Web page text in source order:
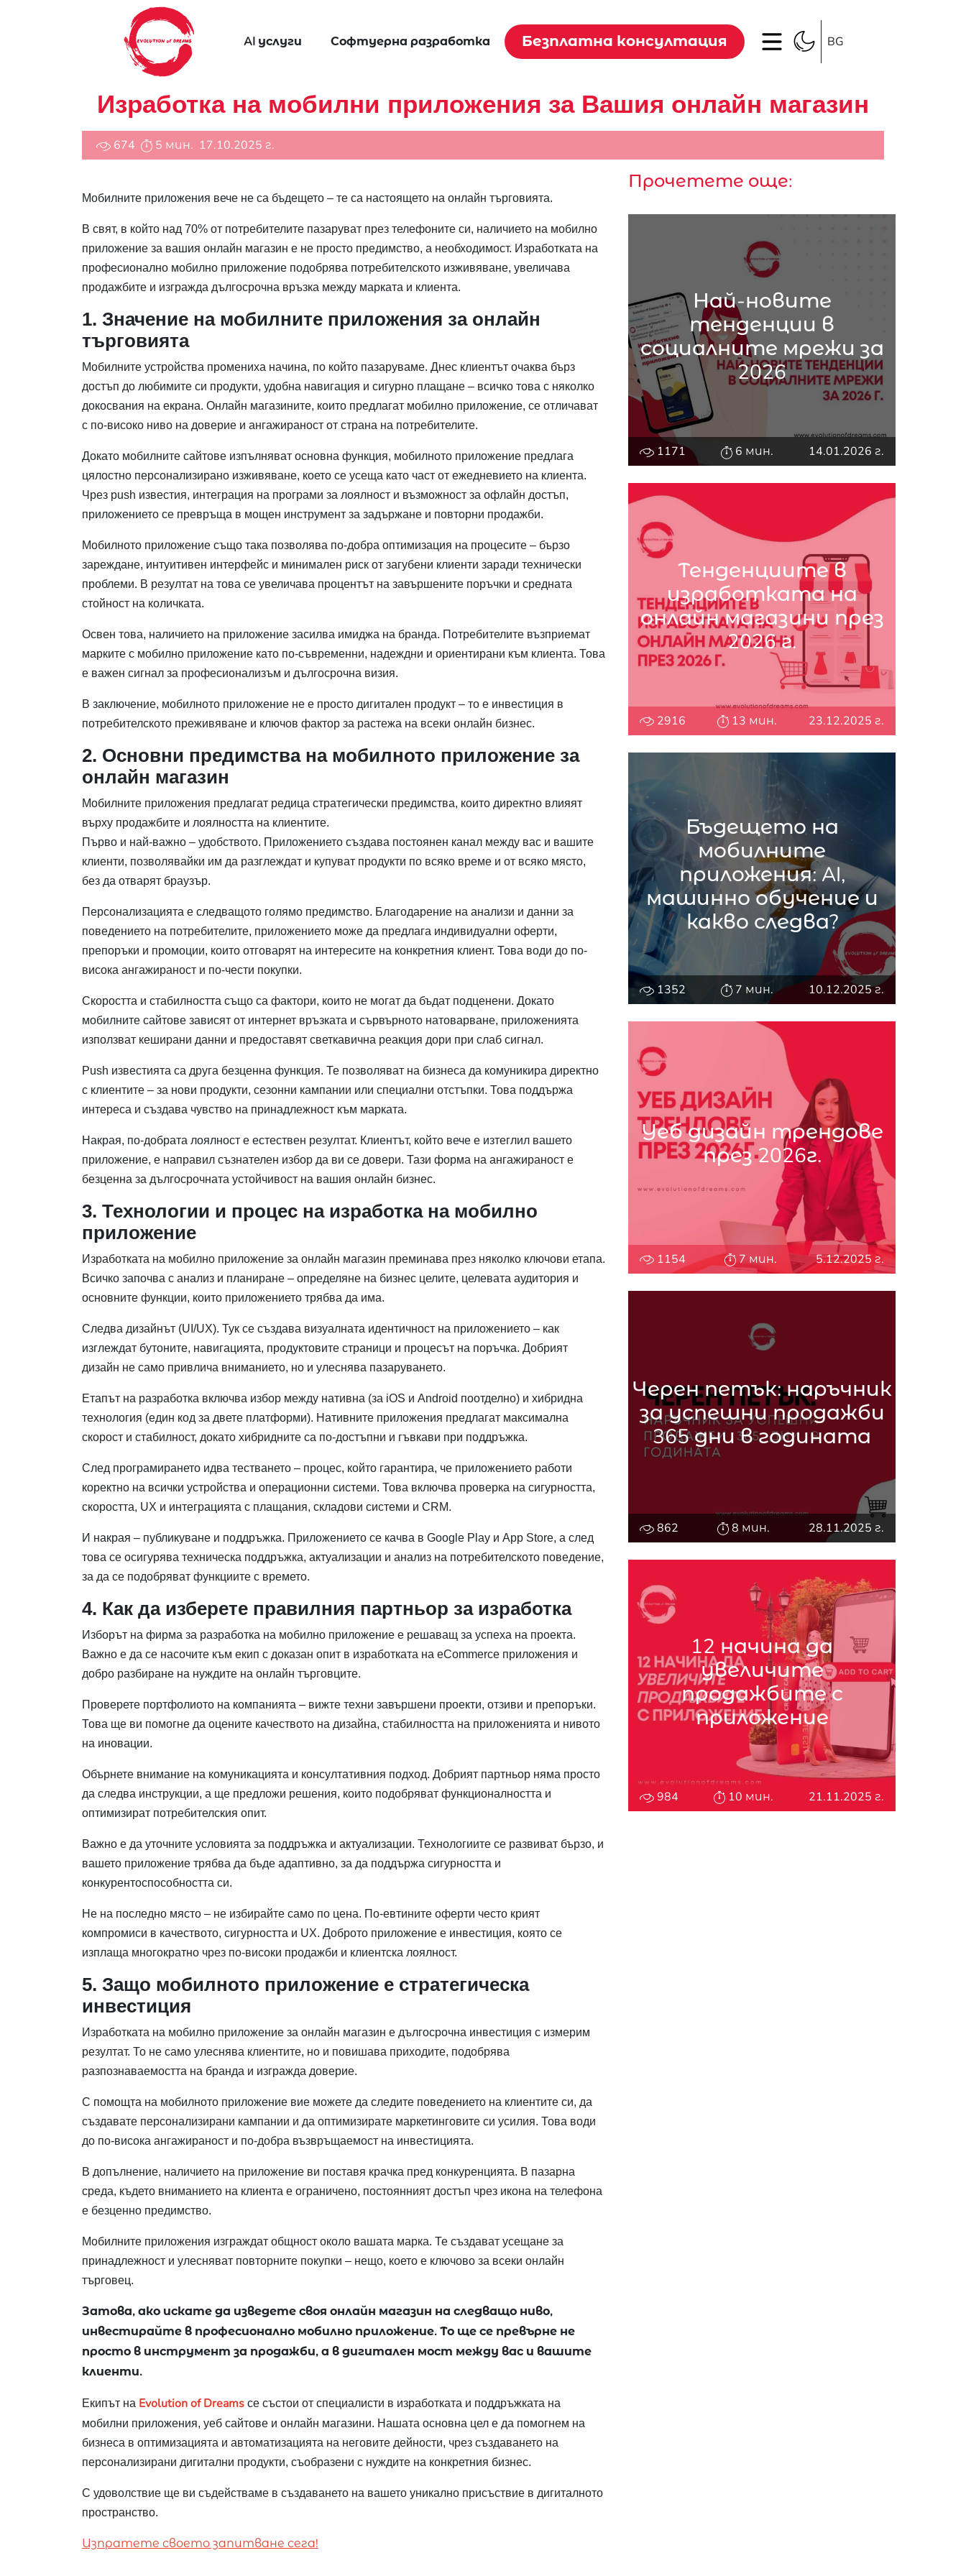
AI услуги Софтуерна разработка Безплатна консултация BG
Изработка на мобилни приложения за Вашия онлайн магазин
674 5 мин. 17.10.2025 г.
Мобилните приложения вече не са бъдещето – те са настоящето на онлайн търговията.
В свят, в който над 70% от потребителите пазаруват през телефоните си, наличието на мобилно
приложение за вашия онлайн магазин е не просто предимство, а необходимост. Изработката на
професионално мобилно приложение подобрява потребителското изживяване, увеличава
продажбите и изгражда дългосрочна връзка между марката и клиента.
1. Значениe на мобилните приложения за онлайн
търговията
Мобилните устройства промениха начина, по който пазаруваме. Днес клиентът очаква бърз
достъп до любимите си продукти, удобна навигация и сигурно плащане – всичко това с няколко
докосвания на екрана. Онлайн магазините, които предлагат мобилно приложение, се отличават
с по-високо ниво на доверие и ангажираност от страна на потребителите.
Докато мобилните сайтове изпълняват основна функция, мобилното приложение предлага
цялостно персонализирано изживяване, което се усеща като част от ежедневието на клиента.
Чрез push известия, интеграция на програми за лоялност и възможност за офлайн достъп,
приложението се превръща в мощен инструмент за задържане и повторни продажби.
Мобилното приложение също така позволява по-добра оптимизация на процесите – бързо
зареждане, интуитивен интерфейс и минимален риск от загубени клиенти заради технически
проблеми. В резултат на това се увеличава процентът на завършените поръчки и средната
стойност на количката.
Освен това, наличието на приложение засилва имиджа на бранда. Потребителите възприемат
марките с мобилно приложение като по-съвременни, надеждни и ориентирани към клиента. Това
е важен сигнал за професионализъм и дългосрочна визия.
В заключение, мобилното приложение не е просто дигитален продукт – то е инвестиция в
потребителското преживяване и ключов фактор за растежа на всеки онлайн бизнес.
2. Основни предимства на мобилното приложение за
онлайн магазин
Мобилните приложения предлагат редица стратегически предимства, които директно влияят
върху продажбите и лоялността на клиентите.
Първо и най-важно – удобството. Приложението създава постоянен канал между вас и вашите
клиенти, позволявайки им да разглеждат и купуват продукти по всяко време и от всяко място,
без да отварят браузър.
Персонализацията е следващото голямо предимство. Благодарение на анализи и данни за
поведението на потребителите, приложението може да предлага индивидуални оферти,
препоръки и промоции, които отговарят на интересите на конкретния клиент. Това води до по-
висока ангажираност и по-чести покупки.
Скоростта и стабилността също са фактори, които не могат да бъдат подценени. Докато
мобилните сайтове зависят от интернет връзката и сървърното натоварване, приложенията
използват кеширани данни и предоставят светкавична реакция дори при слаб сигнал.
Push известията са друга безценна функция. Те позволяват на бизнеса да комуникира директно
с клиентите – за нови продукти, сезонни кампании или специални отстъпки. Това поддържа
интереса и създава чувство на принадлежност към марката.
Накрая, по-добрата лоялност е естествен резултат. Клиентът, който вече е изтеглил вашето
приложение, е направил съзнателен избор да ви се довери. Тази форма на ангажираност е
безценна за дългосрочната устойчивост на вашия онлайн бизнес.
3. Технологии и процес на изработка на мобилно
приложение
Изработката на мобилно приложение за онлайн магазин преминава през няколко ключови етапа.
Всичко започва с анализ и планиране – определяне на бизнес целите, целевата аудитория и
основните функции, които приложението трябва да има.
Следва дизайнът (UI/UX). Тук се създава визуалната идентичност на приложението – как
изглеждат бутоните, навигацията, продуктовите страници и процесът на поръчка. Добрият
дизайн не само привлича вниманието, но и улеснява пазаруването.
Етапът на разработка включва избор между нативна (за iOS и Android поотделно) и хибридна
технология (един код за двете платформи). Нативните приложения предлагат максимална
скорост и стабилност, докато хибридните са по-достъпни и гъвкави при поддръжка.
След програмирането идва тестването – процес, който гарантира, че приложението работи
коректно на всички устройства и операционни системи. Това включва проверка на сигурността,
скоростта, UX и интеграцията с плащания, складови системи и CRM.
И накрая – публикуване и поддръжка. Приложението се качва в Google Play и App Store, а след
това се осигурява техническа поддръжка, актуализации и анализ на потребителското поведение,
за да се подобряват функциите с времето.
4. Как да изберете правилния партньор за изработка
Изборът на фирма за разработка на мобилно приложение е решаващ за успеха на проекта.
Важно е да се насочите към екип с доказан опит в изработката на eCommerce приложения и
добро разбиране на нуждите на онлайн търговците.
Проверете портфолиото на компанията – вижте техни завършени проекти, отзиви и препоръки.
Това ще ви помогне да оцените качеството на дизайна, стабилността на приложенията и нивото
на иновации.
Обърнете внимание на комуникацията и консултативния подход. Добрият партньор няма просто
да следва инструкции, а ще предложи решения, които подобряват функционалността и
оптимизират потребителския опит.
Важно е да уточните условията за поддръжка и актуализации. Технологиите се развиват бързо, и
вашето приложение трябва да бъде адаптивно, за да поддържа сигурността и
конкурентоспособността си.
Не на последно място – не избирайте само по цена. По-евтините оферти често крият
компромиси в качеството, сигурността и UX. Доброто приложение е инвестиция, която се
изплаща многократно чрез по-високи продажби и клиентска лоялност.
5. Защо мобилното приложение е стратегическа
инвестиция
Изработката на мобилно приложение за онлайн магазин е дългосрочна инвестиция с измерим
резултат. То не само улеснява клиентите, но и повишава приходите, подобрява
разпознаваемостта на бранда и изгражда доверие.
С помощта на мобилното приложение вие можете да следите поведението на клиентите си, да
създавате персонализирани кампании и да оптимизирате маркетинговите си усилия. Това води
до по-висока ангажираност и по-добра възвръщаемост на инвестицията.
В допълнение, наличието на приложение ви поставя крачка пред конкуренцията. В пазарна
среда, където вниманието на клиента е ограничено, постоянният достъп чрез икона на телефона
е безценно предимство.
Мобилните приложения изграждат общност около вашата марка. Те създават усещане за
принадлежност и улесняват повторните покупки – нещо, което е ключово за всеки онлайн
търговец.
Затова, ако искате да изведете своя онлайн магазин на следващо ниво,
инвестирайте в професионално мобилно приложение. То ще се превърне не
просто в инструмент за продажби, а в дигитален мост между вас и вашите
клиенти.
Екипът на Evolution of Dreams се състои от специалисти в изработката и поддръжката на
мобилни приложения, уеб сайтове и онлайн магазини. Нашата основна цел е да помогнем на
бизнеса в оптимизацията и автоматизацията на неговите дейности, чрез създаването на
персонализирани дигитални продукти, съобразени с нуждите на конкретния бизнес.
С удоволствие ще ви съдействаме в създаването на вашето уникално присъствие в дигиталното
пространство.
Изпратете своето запитване сега!
Прочетете още:
Най-новите
тенденции в
социалните мрежи за
2026
1171 6 мин. 14.01.2026 г.
Тенденциите в
изработката на
онлайн магазини през
2026 г.
2916 13 мин. 23.12.2025 г.
Бъдещето на
мобилните
приложения: AI,
машинно обучение и
какво следва?
1352 7 мин. 10.12.2025 г.
Уеб дизайн трендове
през 2026г.
1154 7 мин. 5.12.2025 г.
Черен петък: наръчник
за успешни продажби
365 дни в годината
862 8 мин. 28.11.2025 г.
12 начина да
увеличите
продажбите с
приложение
984 10 мин. 21.11.2025 г.